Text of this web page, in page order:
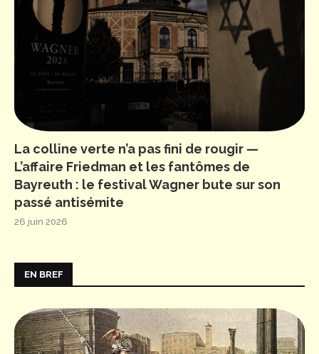
La colline verte n’a pas fini de rougir —
L’affaire Friedman et les fantômes de
Bayreuth : le festival Wagner bute sur son
passé antisémite
26 juin 2026
EN BREF